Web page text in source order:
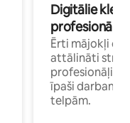
Digitālie
profesionāļi
Ērti mājokļi
attālināti
īpaši darbam
telpām.